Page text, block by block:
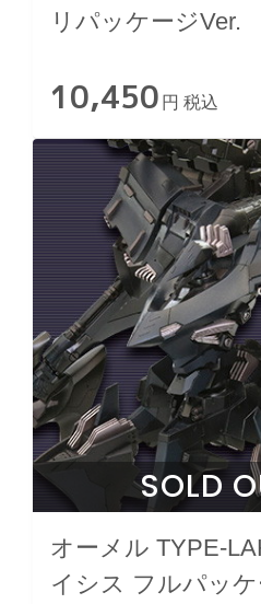
リパッケージVer.
10,450 円 税込
SOLD
オーメル TYPE-
イシス フルパッケ